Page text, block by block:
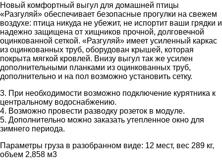
Новый комфортный выгул для домашней птицы
«Разгуляй» обеспечивает безопасные прогулки на свежем
воздухе: птица никуда не убежит, не испортит ваши грядки и
надежно защищена от хищников прочной, долговечной
оцинкованной сеткой. «Разгуляй» имеет усиленный каркас
из оцинкованных труб, оборудован крышей, которая
покрыта мягкой кровлей. Внизу выгул так же усилен
дополнительными планками из оцинкованных труб,
дополнительно и на пол возможно установить сетку.
3. При необходимости возможно подключение курятника к
центральному водоснабжению.
4. Возможно провести разводку розеток в модуле.
5. Дополнительно можно заказать утепленное окно для
зимнего периода.
Параметры груза в разобранном виде: 12 мест, вес 289 кг,
объем 2,858 м3